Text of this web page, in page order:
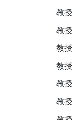
教授
教授
教授
教授
教授
教授